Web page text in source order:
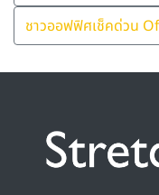
ชาวออฟฟิศเช็คด่วน